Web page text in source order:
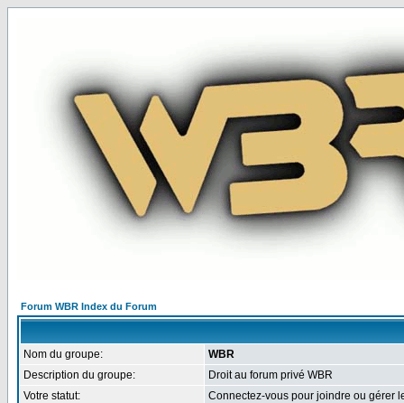
Forum WBR Index du Forum
Nom du groupe:
WBR
Description du groupe:
Droit au forum privé WBR
Votre statut:
Connectez-vous pour joindre ou